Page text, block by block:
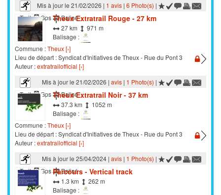
Mis à jour le 21/02/2026 | 1 avis| 6 Photo(s) |
Trail
Gps Balisé
Theux Extratrail Rouge - 27 km
27 km
971 m
Balisage :
Commune :Theux [›]
Lieu de départ : Syndicat d'Initiatives de Theux - Rue du Pont 3
Auteur :extratrailofficial [›]
Mis à jour le 21/02/2026 | avis| 1 Photo(s) |
Trail
Gps Balisé
Theux Extratrail Noir - 37 km
37.3 km
1052 m
Balisage :
Commune :Theux [›]
Lieu de départ : Syndicat d'Initiatives de Theux - Rue du Pont 3
Auteur :extratrailofficial [›]
Mis à jour le 25/04/2024 | avis| 1 Photo(s) |
Trail
Gps Balisé
Parcours - Vertical track
1.3 km
262 m
Balisage :